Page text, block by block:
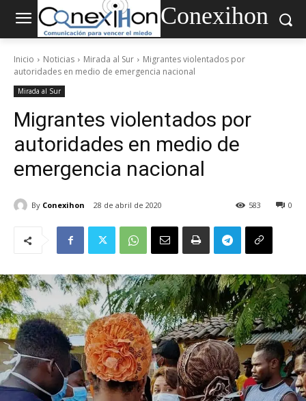
Conexihon
Inicio Noticias Mirada al Sur
Migrantes violentados por
autoridades en medio de emergencia nacional
Mirada al Sur
Migrantes violentados por
autoridades en medio de
emergencia nacional
By Conexihon 28 de abril de 2020 0
583